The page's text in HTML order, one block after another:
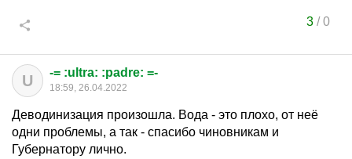
3/0
U -= :ultra: :padre: =-
18:59, 26.04.2022
Деводинизация произошла. Вода - это плохо, от неё
одни проблемы, а так - спасибо чиновникам и
Губернатору лично.